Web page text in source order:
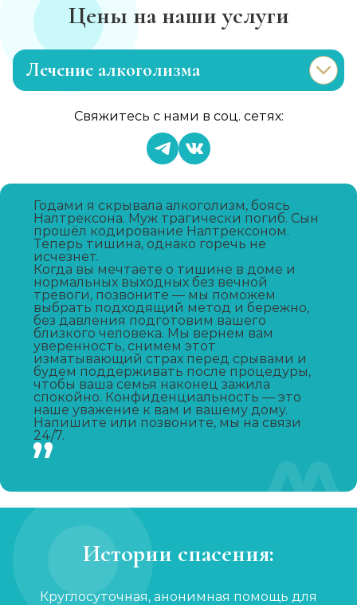
Цены на наши услуги
Лечение алкоголизма
от 2 000 ₽ Записаться
Вывод из запоя
от 3 000 ₽ Записаться
Капельница от запоя
от 2 000 ₽
Капельница от похмелья
от 1 500 ₽ Записаться
Лечение женского алкоголизма
Записаться
Свяжитесь с нами в соц. сетях:
Годами я скрывала алкоголизм, боясь
Налтрексона. Муж трагически погиб. Сын
прошёл кодирование Налтрексоном.
Теперь тишина, однако горечь не
исчезнет.
Когда вы мечтаете о тишине в доме и
нормальных выходных без вечной
тревоги, позвоните — мы поможем
выбрать подходящий метод и бережно,
без давления подготовим вашего
близкого человека. Мы вернем вам
уверенность, снимем этот
изматывающий страх перед срывами и
будем поддерживать после процедуры,
чтобы ваша семья наконец зажила
спокойно. Конфиденциальность — это
наше уважение к вам и вашему дому.
Напишите или позвоните, мы на связи
24/7.
Истории спасения:
Круглосуточная, анонимная помощь для